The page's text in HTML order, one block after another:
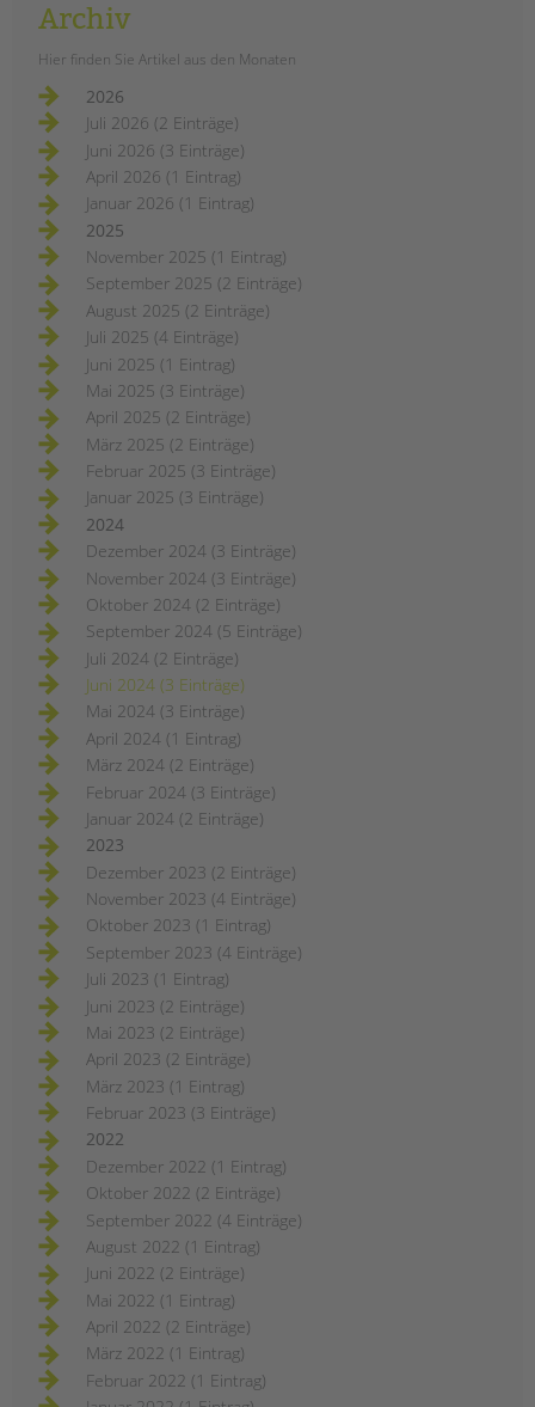
Archiv
Hier finden Sie Artikel aus den Monaten
2026
Juli 2026 (2 Einträge)
Juni 2026 (3 Einträge)
April 2026 (1 Eintrag)
Januar 2026 (1 Eintrag)
2025
November 2025 (1 Eintrag)
September 2025 (2 Einträge)
August 2025 (2 Einträge)
Juli 2025 (4 Einträge)
Juni 2025 (1 Eintrag)
Mai 2025 (3 Einträge)
April 2025 (2 Einträge)
März 2025 (2 Einträge)
Februar 2025 (3 Einträge)
Januar 2025 (3 Einträge)
2024
Dezember 2024 (3 Einträge)
November 2024 (3 Einträge)
Oktober 2024 (2 Einträge)
September 2024 (5 Einträge)
Juli 2024 (2 Einträge)
Juni 2024 (3 Einträge)
Mai 2024 (3 Einträge)
April 2024 (1 Eintrag)
März 2024 (2 Einträge)
Februar 2024 (3 Einträge)
Januar 2024 (2 Einträge)
2023
Dezember 2023 (2 Einträge)
November 2023 (4 Einträge)
Oktober 2023 (1 Eintrag)
September 2023 (4 Einträge)
Juli 2023 (1 Eintrag)
Juni 2023 (2 Einträge)
Mai 2023 (2 Einträge)
April 2023 (2 Einträge)
März 2023 (1 Eintrag)
Februar 2023 (3 Einträge)
2022
Dezember 2022 (1 Eintrag)
Oktober 2022 (2 Einträge)
September 2022 (4 Einträge)
August 2022 (1 Eintrag)
Juni 2022 (2 Einträge)
Mai 2022 (1 Eintrag)
April 2022 (2 Einträge)
März 2022 (1 Eintrag)
Februar 2022 (1 Eintrag)